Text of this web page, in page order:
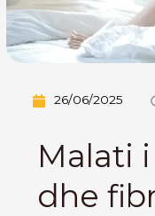
26/06/2025
Malati
dhe